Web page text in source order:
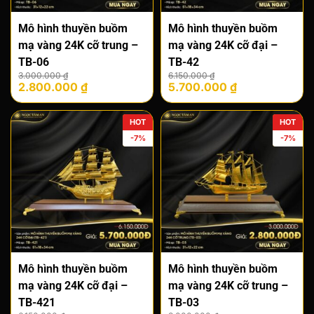
Mô hình thuyền buồm
mạ vàng 24K cỡ trung –
TB-06
3.000.000₫
Giá
gốc
là:
3.000.000 ₫.
2.800.000 ₫
Giá
hiện
tại
là:
2.800.000 ₫.
Mô hình thuyền buồm
mạ vàng 24K cỡ đại –
TB-42
6.150.000₫
Giá
gốc
là:
6.150.000 ₫.
5.700.000 ₫
Giá
hiện
tại
là:
5.700.000 ₫.
HOT
-7%
Mô hình thuyền buồm
mạ vàng 24K cỡ đại –
TB-421
HOT
-7%
Mô hình thuyền buồm
mạ vàng 24K cỡ trung –
TB-03